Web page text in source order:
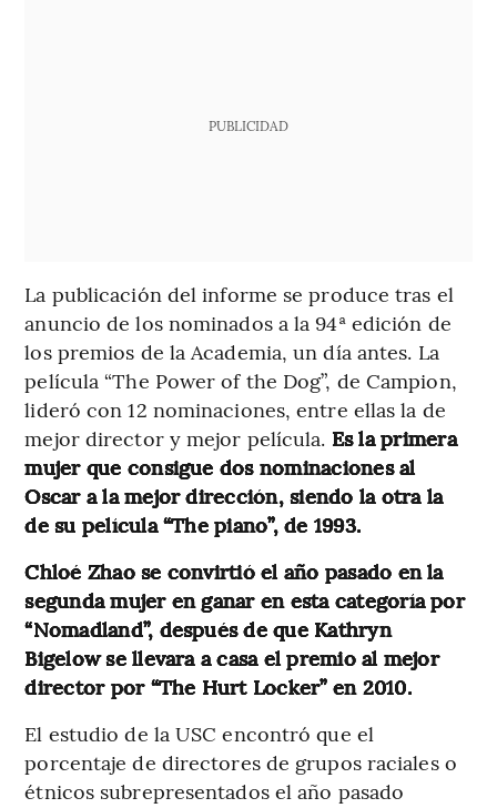
PUBLICIDAD
La publicación del informe se produce tras el
anuncio de los nominados a la 94ª edición de
los premios de la Academia, un día antes. La
película “The Power of the Dog”, de Campion,
lideró con 12 nominaciones, entre ellas la de
mejor director y mejor película. Es la primera
mujer que consigue dos nominaciones al
Oscar a la mejor dirección, siendo la otra la
de su película “The piano”, de 1993.
Chloé Zhao se convirtió el año pasado en la
segunda mujer en ganar en esta categoría por
“Nomadland”, después de que Kathryn
Bigelow se llevara a casa el premio al mejor
director por “The Hurt Locker” en 2010.
El estudio de la USC encontró que el
porcentaje de directores de grupos raciales o
étnicos subrepresentados el año pasado